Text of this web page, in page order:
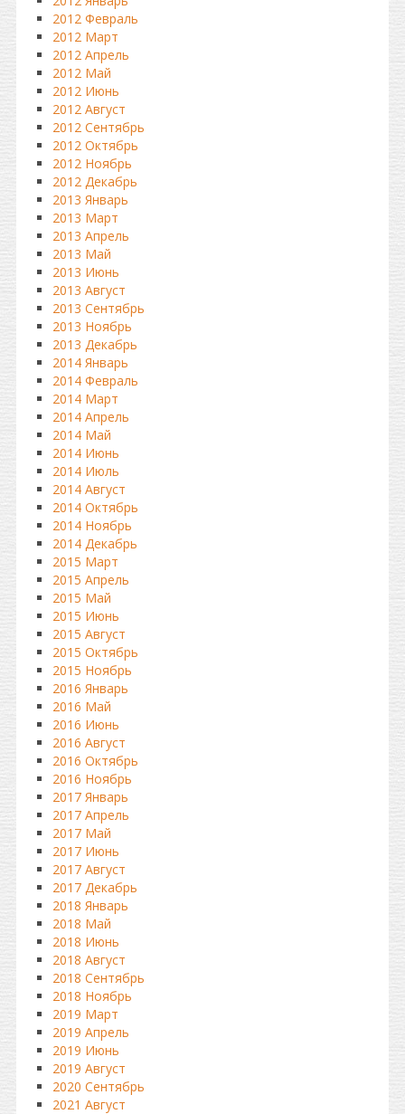
2012 Февраль
2012 Март
2012 Апрель
2012 Май
2012 Июнь
2012 Август
2012 Сентябрь
2012 Октябрь
2012 Ноябрь
2012 Декабрь
2013 Январь
2013 Март
2013 Апрель
2013 Май
2013 Июнь
2013 Август
2013 Сентябрь
2013 Ноябрь
2013 Декабрь
2014 Январь
2014 Февраль
2014 Март
2014 Апрель
2014 Май
2014 Июнь
2014 Июль
2014 Август
2014 Октябрь
2014 Ноябрь
2014 Декабрь
2015 Март
2015 Апрель
2015 Май
2015 Июнь
2015 Август
2015 Октябрь
2015 Ноябрь
2016 Январь
2016 Май
2016 Июнь
2016 Август
2016 Октябрь
2016 Ноябрь
2017 Январь
2017 Апрель
2017 Май
2017 Июнь
2017 Август
2017 Декабрь
2018 Январь
2018 Май
2018 Июнь
2018 Август
2018 Сентябрь
2018 Ноябрь
2019 Март
2019 Апрель
2019 Июнь
2019 Август
2020 Сентябрь
2021 Август